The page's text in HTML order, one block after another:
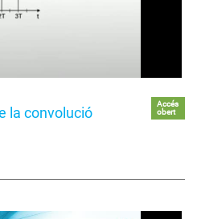
la convolució
Accés
obert